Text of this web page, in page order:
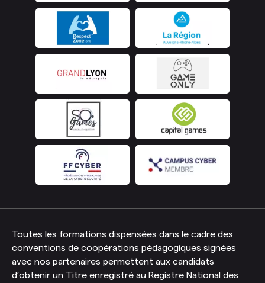
Toutes les formations dispensées dans le cadre des
conventions de coopérations pédagogiques signées
avec nos partenaires permettent aux candidats
d’obtenir un Titre enregistré au Registre National des